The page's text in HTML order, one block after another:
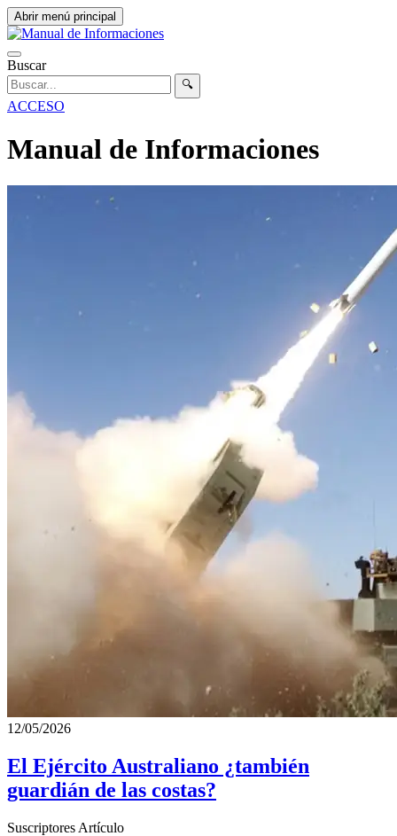
Abrir menú principal
Buscar
🔍
ACCESO
Manual de Informaciones
12/05/2026
El Ejército Australiano ¿también
guardián de las costas?
Suscriptores Artículo